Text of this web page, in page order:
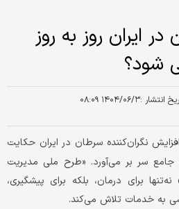
ایران روز به روز
شود؟
انتشار :۱۴۰۴/۰۶/۳ ۰۸:۰۹
نگران‌کننده سرطان در ایران حکایت
جامع سر بر می‌آورد. «طرح ملی مدیریت
برای درمان، بلکه برای پیشگیری،
به خدمات تلاش می‌کند.